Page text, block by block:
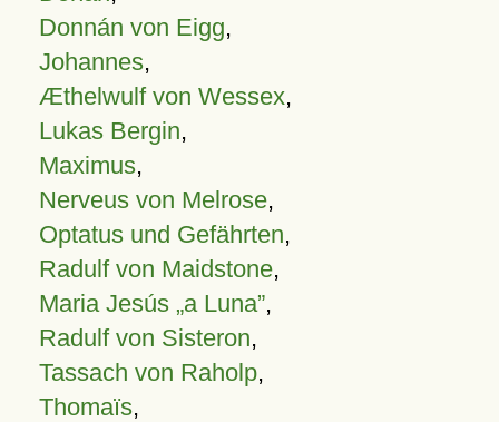
Donnán von Eigg,
Johannes,
Æthelwulf von Wessex,
Lukas Bergin,
Maximus,
Nerveus von Melrose,
Optatus und Gefährten,
Radulf von Maidstone,
Maria Jesús „a Luna”,
Radulf von Sisteron,
Tassach von Raholp,
Thomaïs,